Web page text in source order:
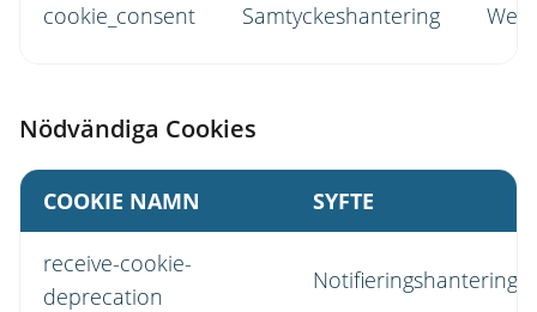
cookie_consent Samtyckeshantering
Nödvändiga Cookies
COOKIE NAMN SYFTE
receive-cookie-
deprecation
Notifieringshantering